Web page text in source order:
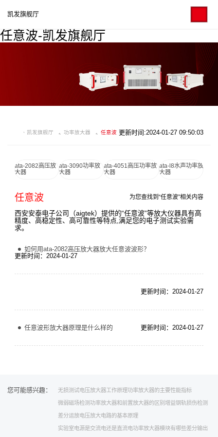
任意波-凯发旗舰厅
凯发旗舰厅
凯发旗舰厅 功率放大器 任意波 更新时间:2024-01-27 09:50:03
ata-2082高压放
大器
ata-3090功率放
大器
ata-4051高压功率放
大器
ata-l8水声功率放
大器
任意波 为您查找到“任意波”相关内容
西安安泰电子公司（aigtek）提供的“任意波”等放大仪器具有高
精度、高稳定性、高可靠性等特点,满足您的电子测试实验需
求。
如何用ata-2082高压放大器放大任意波波形？
更新时间：2024-01-27
更新时间：2024-01-27
任意波形放大器原理是什么样的 更新时间：2024-01-27
您可能感兴趣： 无损测试电压放大器工作原理功率放大器的主要性能指标
微弱磁场检测功率放大器和前置放大器的区别 增益钢轨损伤检测
差分运放电压放大电路的基本原理
实验室电源是交流电还是直流电功率放大器模块有哪些差分输出